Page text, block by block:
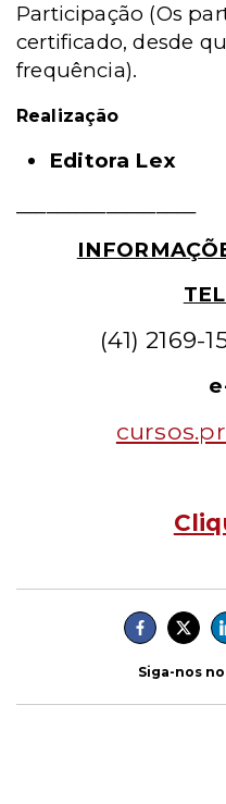
Participação (Os
certificado, desde
frequência).
Realização
Editora Lex
(41) 2169-
Siga-nos no